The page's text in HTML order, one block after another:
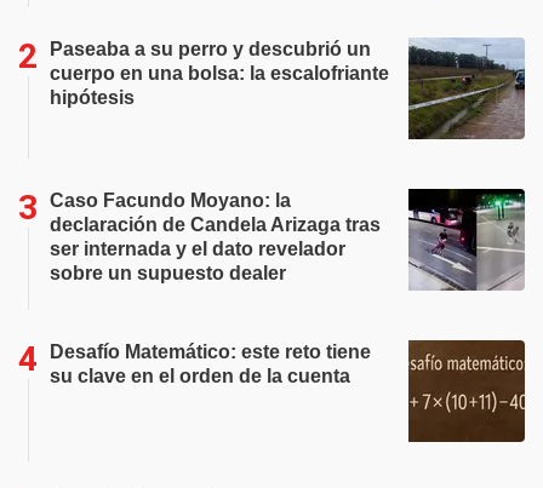
Paseaba a su perro y descubrió un
cuerpo en una bolsa: la escalofriante
hipótesis
Caso Facundo Moyano: la
declaración de Candela Arizaga tras
ser internada y el dato revelador
sobre un supuesto dealer
Desafío Matemático: este reto tiene
su clave en el orden de la cuenta